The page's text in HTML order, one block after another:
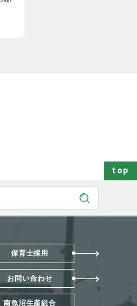
top
or with swipe gestures.
保育士採用
お問い合わせ
南魚沼生産組合